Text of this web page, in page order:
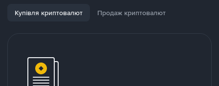
Купівля криптовалют Продаж криптовалют